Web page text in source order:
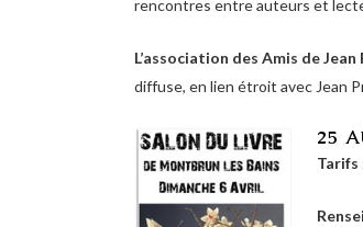
rencontres entre auteurs et
L’association des Amis de Jean
diffuse, en lien étroit avec Jean
25
Tarifs